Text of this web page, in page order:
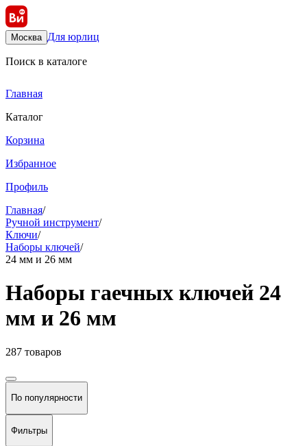
Москва Для юрлиц
Поиск в каталоге
Главная
Каталог
Корзина
Избранное
Профиль
Главная/
Ручной инструмент/
Ключи/
Наборы ключей/
24 мм и 26 мм
Наборы гаечных ключей 24
мм и 26 мм
287 товаров
По популярности
Фильтры